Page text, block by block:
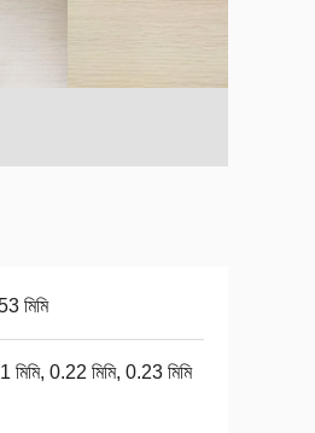
মিমি
0.22 মিমি, 0.23 মিমি